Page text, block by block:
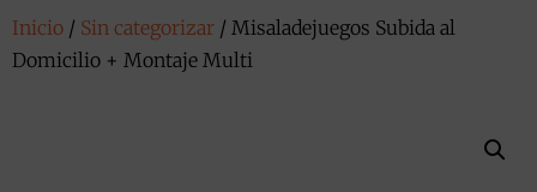
Inicio / Sin categorizar / Misaladejuegos Subida al
Domicilio + Montaje Multi